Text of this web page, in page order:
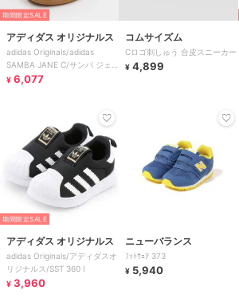
期間限定SALE
アディダス オリジナルス
adidas Originals/adidas
SAMBA JANE C/サンバ ジェ
ーン C
¥ 6,077
コムサイズム
Cロゴ刺しゅう 合皮スニーカー
¥ 4,899
期間限定SALE
アディダス オリジナルス
adidas Originals/アディダスオ
リジナルス/SST 360 I
¥ 3,960
ニューバランス
ﾌｯﾄｳｪｱ 373
¥ 5,940